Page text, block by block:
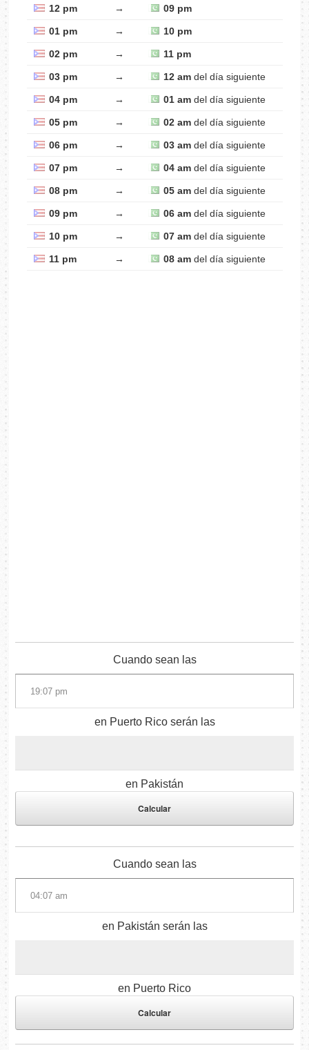
12 pm → 09 pm
01 pm → 10 pm
02 pm → 11 pm
03 pm → 12 amdel día siguiente
04 pm → 01 amdel día siguiente
05 pm → 02 amdel día siguiente
06 pm → 03 amdel día siguiente
07 pm → 04 amdel día siguiente
08 pm → 05 amdel día siguiente
09 pm → 06 amdel día siguiente
10 pm → 07 amdel día siguiente
11 pm → 08 amdel día siguiente
Cuando sean las
en Puerto Rico serán las
en Pakistán
Cuando sean las
en Pakistán serán las
en Puerto Rico